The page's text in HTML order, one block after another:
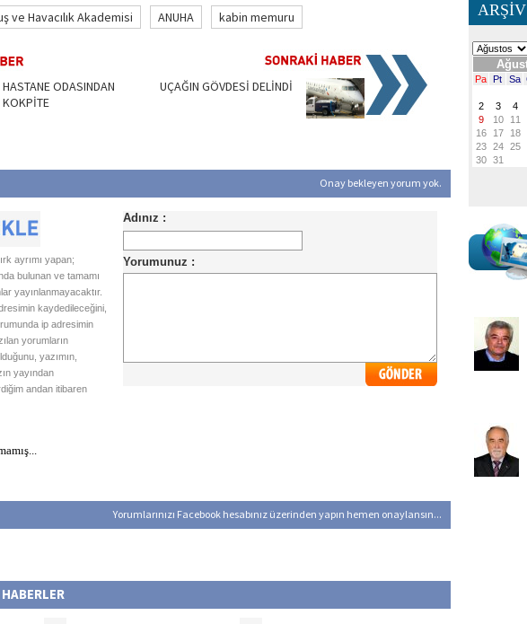
ve Havacılık Akademisi ANUHA kabin memuru
HASTANE ODASINDAN
KOKPİTE
UÇAĞIN GÖVDESİ DELİNDİ
Onay bekleyen yorum yok.
ayrımı yapan;
bulunan ve tamamı
yayınlanmayacaktır.
kaydedileceğini,
ip adresimin
yorumların
yazımın,
yayından
andan itibaren
Yorumlarınızı Facebook hesabınız üzerinden yapın hemen onaylansın...
ARŞİV